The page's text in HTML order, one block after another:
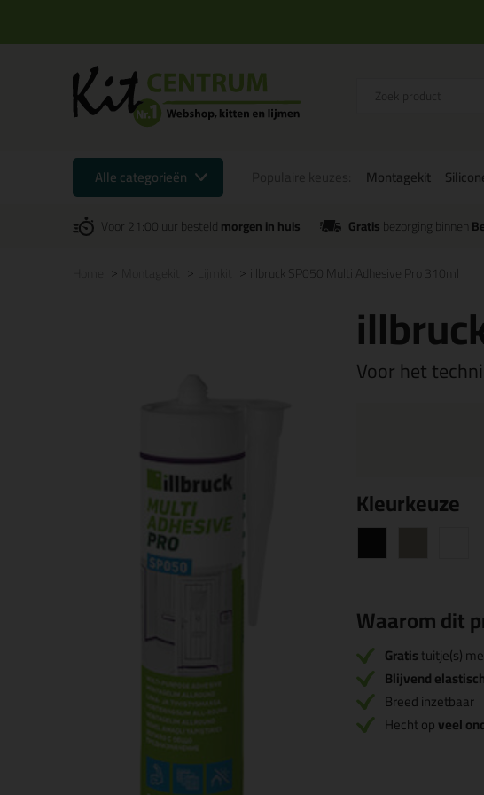
Alle categorieën Montagekit
Voor 21:00 uur besteldmorgen in huis Gratisbezorging binnen
illbruck SP050 Multi Adhesive Pro 310ml
Voor het
Kleurkeuze
Waarom dit
Gratistuitje(s)
Blijvend elastisch
Breed inzetbaar
Hecht opveel